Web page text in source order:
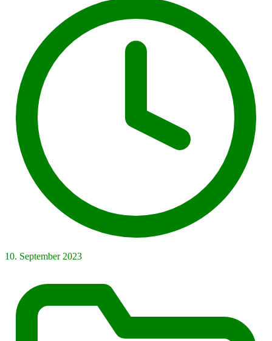
10. September 2023